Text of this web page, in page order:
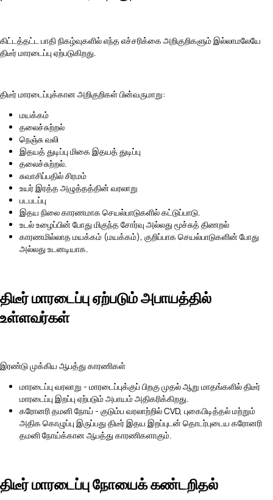
கிட்டத்தட்ட பாதி நிகழ்வுகளில் எந்த எச்சரிக்கை அறிகுறிகளும் இல்லாமலேயே
திடீர் மாரடைப்பு ஏற்படுகிறது.
திடீர் மாரடைப்புக்கான அறிகுறிகள் பின்வருமாறு:
மயக்கம்
தலைச்சுற்றல்
நெஞ்சு வலி
இதயத் துடிப்பு மிகை இதயத் துடிப்பு
தலைச்சுற்றல்.
சுவாசிப்பதில் சிரமம்
உயர் இரத்த அழுத்தத்தின் வரலாறு
படபடப்பு
இதய நிலை காரணமாக செயல்பாடுகளில் கட்டுப்பாடு.
உடல் உழைப்பின் போது மிகுந்த சோர்வு அல்லது மூச்சுத் திணறல்
காரணமில்லாத மயக்கம் (மயக்கம்), குறிப்பாக செயல்பாடுகளின் போது
அல்லது உடனடியாக.
திடீர் மாரடைப்பு ஏற்படும் அபாயத்தில்
உள்ளவர்கள்
இரண்டு முக்கிய ஆபத்து காரணிகள்
மாரடைப்பு வரலாறு - மாரடைப்புக்குப் பிறகு முதல் ஆறு மாதங்களில் திடீர்
மாரடைப்பு இறப்பு ஏற்படும் அபாயம் அதிகரிக்கிறது.
கரோனரி தமனி நோய் - குடும்ப வரலாற்றில் CVD, புகைபிடித்தல் மற்றும்
அதிக கொழுப்பு இருப்பது திடீர் இதய இறப்புடன் தொடர்புடைய கரோனரி
தமனி நோய்க்கான ஆபத்து காரணிகளாகும்.
திடீர் மாரடைப்பு நோயைக் கண்டறிதல்